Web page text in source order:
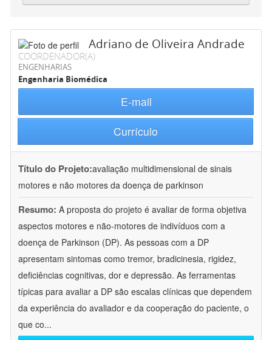
Adriano de Oliveira Andrade
COORDENADOR(A)
ENGENHARIAS
Engenharia Biomédica
E-mail
Currículo
Título do Projeto:avaliação multidimensional de sinais
motores e não motores da doença de parkinson
Resumo: A proposta do projeto é avaliar de forma objetiva
aspectos motores e não-motores de indivíduos com a
doença de Parkinson (DP). As pessoas com a DP
apresentam sintomas como tremor, bradicinesia, rigidez,
deficiências cognitivas, dor e depressão. As ferramentas
típicas para avaliar a DP são escalas clínicas que dependem
da experiência do avaliador e da cooperação do paciente, o
que co...